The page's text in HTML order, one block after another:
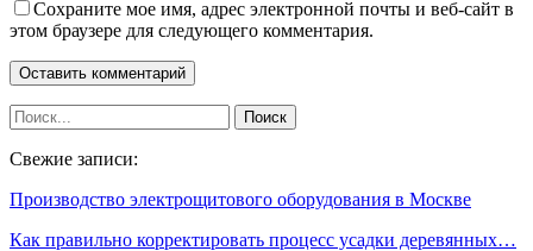
Сохраните мое имя, адрес электронной почты и веб-сайт в
этом браузере для следующего комментария.
Свежие записи:
Производство электрощитового оборудования в Москве
Как правильно корректировать процесс усадки деревянных…